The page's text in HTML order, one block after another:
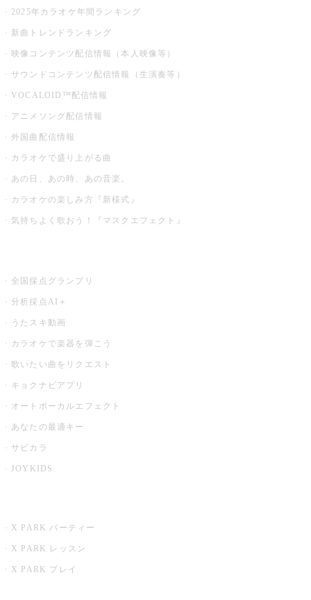
2025年カラオケ年間ランキング
新曲トレンドランキング
映像コンテンツ配信情報（本人映像等）
サウンドコンテンツ配信情報（生演奏等）
VOCALOID™配信情報
アニメソング配信情報
外国曲配信情報
カラオケで盛り上がる曲
あの日、あの時、あの音楽。
カラオケの楽しみ方『新様式』
気持ちよく歌おう！『マスクエフェクト』
全国採点グランプリ
分析採点AI＋
うたスキ動画
カラオケで楽器を弾こう
歌いたい曲をリクエスト
キョクナビアプリ
オートボーカルエフェクト
あなたの最適キー
サビカラ
JOYKIDS
X PARK パーティー
X PARK レッスン
X PARK プレイ